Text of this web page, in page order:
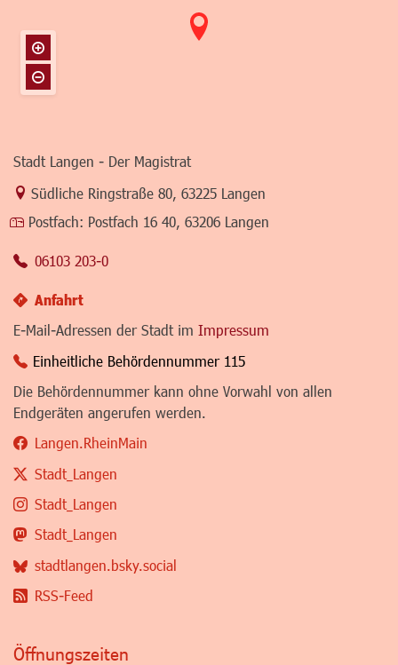
Stadt Langen - Der Magistrat
Link zur Google-Maps Navigation
Südliche Ringstraße 80 63225 Langen
Postfach: Postfach 16 40, 63206 Langen
06103 203-0
Anfahrt
E-Mail-Adressen der Stadt im Impressum
Einheitliche Behördennummer 115
Die Behördennummer kann ohne Vorwahl von allen
Endgeräten angerufen werden.
Langen.RheinMain
Stadt_Langen
Stadt_Langen
Stadt_Langen
stadtlangen.bsky.social
RSS-Feed
Öffnungszeiten